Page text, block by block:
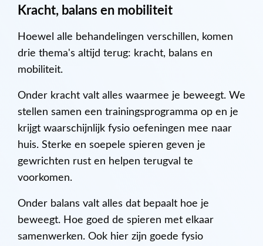
Kracht, balans en mobiliteit
Hoewel alle behandelingen verschillen, komen
drie thema's altijd terug: kracht, balans en
mobiliteit.
Onder kracht valt alles waarmee je beweegt. We
stellen samen een trainingsprogramma op en je
krijgt waarschijnlijk fysio oefeningen mee naar
huis. Sterke en soepele spieren geven je
gewrichten rust en helpen terugval te
voorkomen.
Onder balans valt alles dat bepaalt hoe je
beweegt. Hoe goed de spieren met elkaar
samenwerken. Ook hier zijn goede fysio